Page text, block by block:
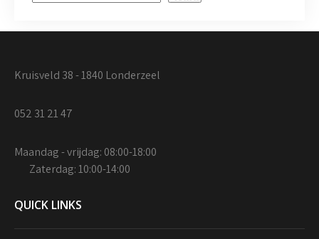
Kruisveld 38 - 1840 Londerzeel
052 31 21 47
Maandag - vrijdag: 08:00-18:00
Zaterdag: 10:00-14:00
QUICK LINKS